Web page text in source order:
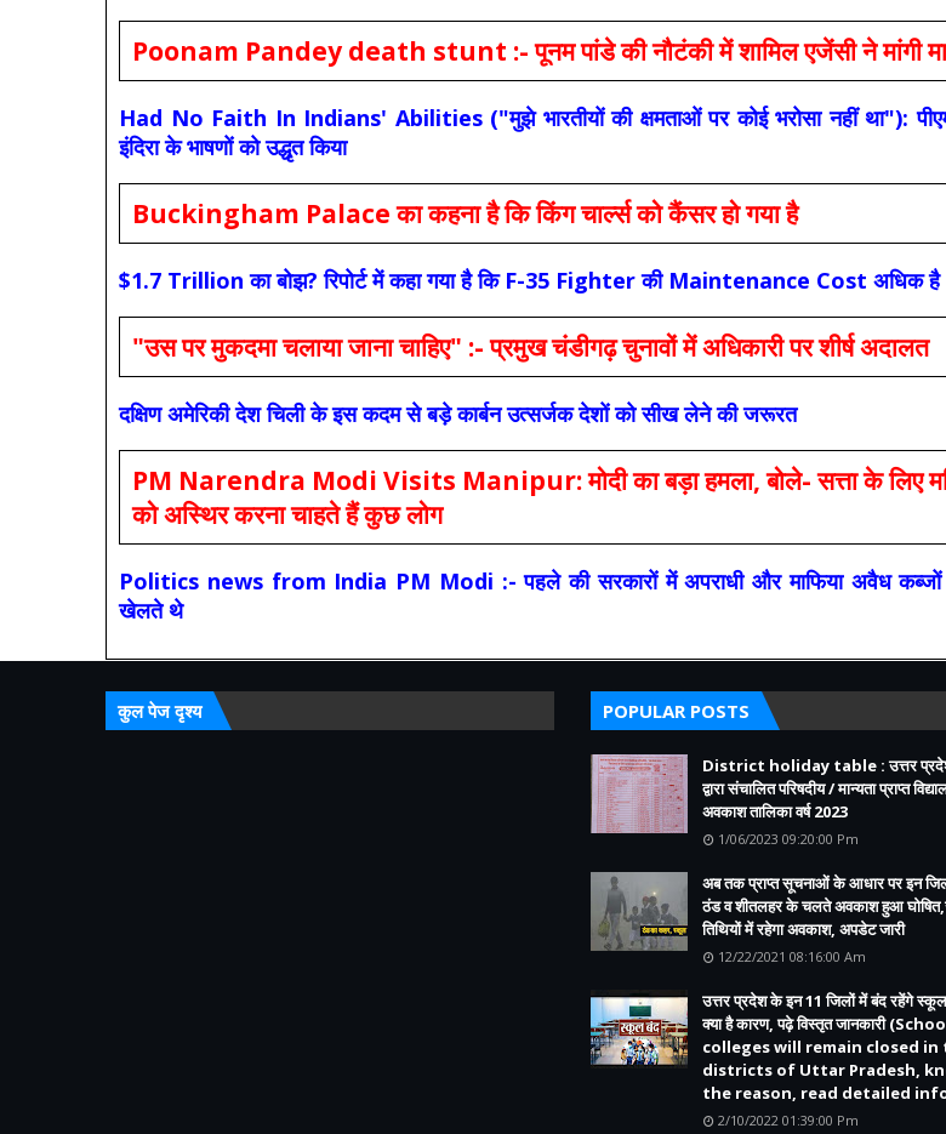
Poonam Pandey death stunt :- पूनम पांडे की नौटंकी में शामिल एजेंसी ने मांगी
Had No Faith In Indians' Abilities ("मुझे भारतीयों की क्षमताओं पर कोई भरोसा नहीं था"):
इंदिरा के भाषणों को उद्धृत किया
Buckingham Palace का कहना है कि किंग चार्ल्स को कैंसर हो गया है
$1.7 Trillion का बोझ? रिपोर्ट में कहा गया है कि F-35 Fighter की Maintenance Cost अधिक है
"उस पर मुकदमा चलाया जाना चाहिए" :- प्रमुख चंडीगढ़ चुनावों में अधिकारी पर शीर्ष अदालत
दक्षिण अमेरिकी देश चिली के इस कदम से बड़े कार्बन उत्सर्जक देशों को सीख लेने की जरूरत
PM Narendra Modi Visits Manipur: मोदी का बड़ा हमला, बोले- सत्ता के लिए
को अस्थिर करना चाहते हैं कुछ लोग
Politics news from India PM Modi :- पहले की सरकारों में अपराधी और माफिया अवैध कब्जों
खेलते थे
कुल पेज दृश्य POPULAR POSTS
District holiday table : उत्तर प्रदेश
द्वारा संचालित परिषदीय / मान्यता प्राप्त
अवकाश तालिका वर्ष 2023
1/06/2023 09:20:00 Pm
अब तक प्राप्त सूचनाओं के आधार पर इन
ठंड व शीतलहर के चलते अवकाश हुआ
तिथियों में रहेगा अवकाश, अपडेट जारी
12/22/2021 08:16:00 Am
उत्तर प्रदेश के इन 11 जिलों में बंद रहेंगे
क्या है कारण, पढ़े विस्तृत जानकारी
colleges will remain closed in
districts of Uttar Pradesh,
the reason, read detailed
2/10/2022 01:39:00 Pm